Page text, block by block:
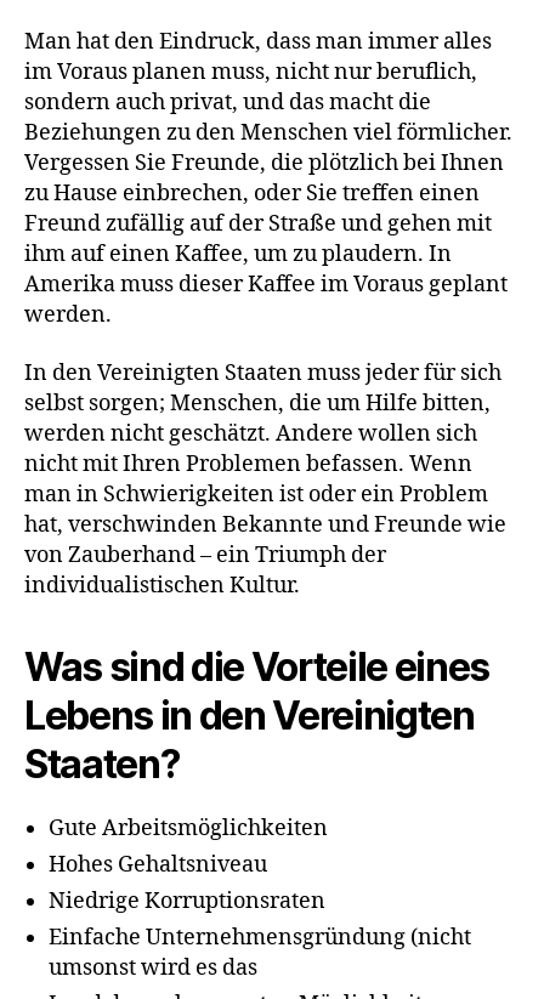
Man hat den Eindruck, dass man immer alles
im Voraus planen muss, nicht nur beruflich,
sondern auch privat, und das macht die
Beziehungen zu den Menschen viel förmlicher.
Vergessen Sie Freunde, die plötzlich bei Ihnen
zu Hause einbrechen, oder Sie treffen einen
Freund zufällig auf der Straße und gehen mit
ihm auf einen Kaffee, um zu plaudern. In
Amerika muss dieser Kaffee im Voraus geplant
werden.
In den Vereinigten Staaten muss jeder für sich
selbst sorgen; Menschen, die um Hilfe bitten,
werden nicht geschätzt. Andere wollen sich
nicht mit Ihren Problemen befassen. Wenn
man in Schwierigkeiten ist oder ein Problem
hat, verschwinden Bekannte und Freunde wie
von Zauberhand – ein Triumph der
individualistischen Kultur.
Was sind die Vorteile eines
Lebens in den Vereinigten
Staaten?
Gute Arbeitsmöglichkeiten
Hohes Gehaltsniveau
Niedrige Korruptionsraten
Einfache Unternehmensgründung (nicht
umsonst wird es das